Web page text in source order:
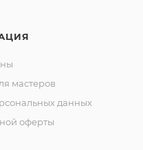
мастеров
данных
оферты